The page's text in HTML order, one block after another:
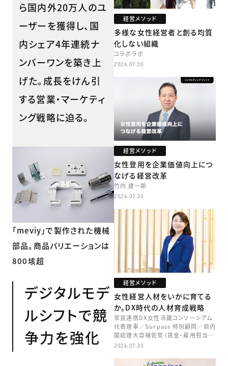
ら国内外20万人のユ
ーザーを獲得し、国
内シェア4年連続ナ
ンバーワンを築き上
げた。成長をけん引
する営業・マーケティ
ング戦略に迫る。
「meviy」で製作された機械
部品。商品バリエーションは
800垓超
デジタルモデ
ルシフトで競
争力を強化
経営メソッド
多様な女性経営者と創る均質
化しない組織
コラボラボ
2026.07.30
経営メソッド
女性登用を企業価値向上につ
なげる経営改革
竹内 建一郎
2026.07.30
経営メソッド
女性経営人材をいかに育てる
か。DX時代の人材育成戦略
官民連携DX女性活躍コンソーシアム
代表理事／Surpass 特別顧問／前内
閣総理大臣補佐官（賃金・雇用担当）
矢田 稚子
2026.07.30